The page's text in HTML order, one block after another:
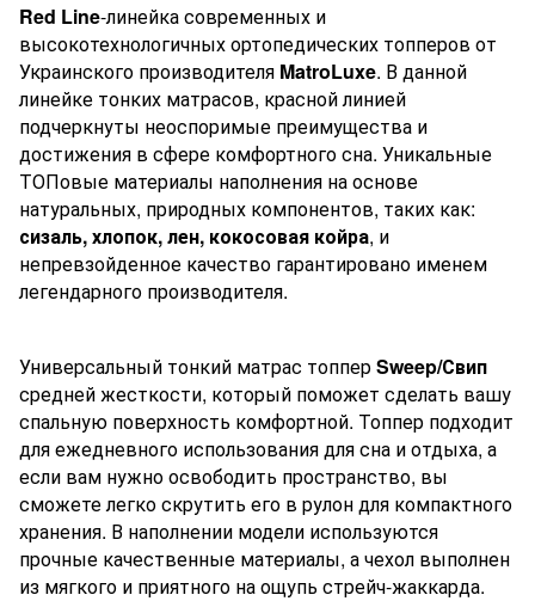
Red Line-линейка современных и
высокотехнологичных ортопедических топперов от
Украинского производителя MatroLuxe. В данной
линейке тонких матрасов, красной линией
подчеркнуты неоспоримые преимущества и
достижения в сфере комфортного сна. Уникальные
ТОПовые материалы наполнения на основе
натуральных, природных компонентов, таких как:
сизаль, хлопок, лен, кокосовая койра, и
непревзойденное качество гарантировано именем
легендарного производителя.
Универсальный тонкий матрас топперSweep/Свип
средней жесткости, который поможет сделать вашу
спальную поверхность комфортной. Топпер подходит
для ежедневного использования для сна и отдыха, а
если вам нужно освободить пространство, вы
сможете легко скрутить его в рулон для компактного
хранения. В наполнении модели используются
прочные качественные материалы, а чехол выполнен
из мягкого и приятного на ощупь стрейч-жаккарда.